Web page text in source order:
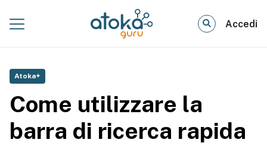
Accedi
Atoka+
Come utilizzare la
barra di ricerca rapida